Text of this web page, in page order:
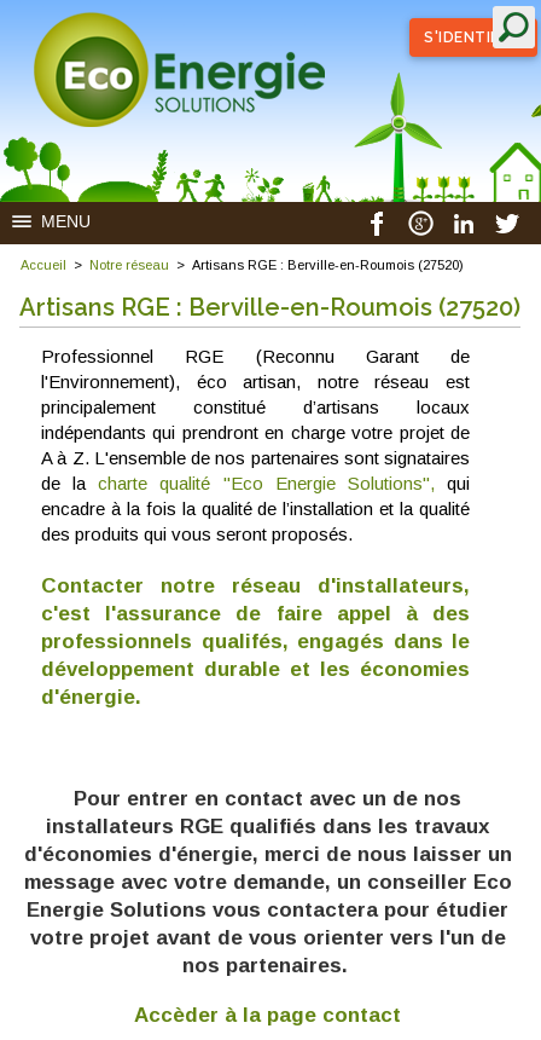
S'IDENTIFIER
MENU
Accueil > Notre réseau > Artisans RGE : Berville-en-Roumois (27520)
Artisans RGE : Berville-en-Roumois (27520)
Professionnel RGE (Reconnu Garant de
l'Environnement), éco artisan, notre réseau est
principalement constitué d’artisans locaux
indépendants qui prendront en charge votre projet de
A à Z. L'ensemble de nos partenaires sont signataires
de lacharte qualité "Eco Energie Solutions", qui
encadre à la fois la qualité de l’installation et la qualité
des produits qui vous seront proposés.
Contacter notre réseau d'installateurs,
c'est l'assurance de faire appel à des
professionnels qualifés, engagés dans le
développement durable et les économies
d'énergie.
Pour entrer en contact avec un de nos
installateurs RGE qualifiés dans les travaux
d'économies d'énergie, merci de nous laisser un
message avec votre demande, un conseiller Eco
Energie Solutions vous contactera pour étudier
votre projet avant de vous orienter vers l'un de
nos partenaires.
Accèder à la page contact